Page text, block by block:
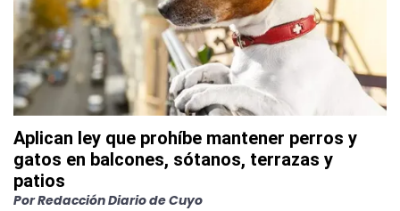
Aplican ley que prohíbe mantener perros y
gatos en balcones, sótanos, terrazas y
patios
PorRedacción Diario de Cuyo